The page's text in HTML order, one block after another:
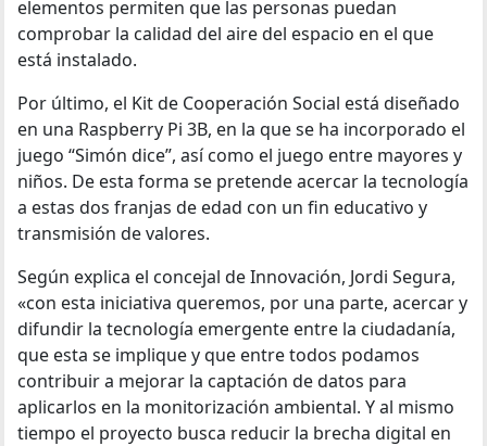
elementos permiten que las personas puedan
comprobar la calidad del aire del espacio en el que
está instalado.
Por último, el Kit de Cooperación Social está diseñado
en una Raspberry Pi 3B, en la que se ha incorporado el
juego “Simón dice”, así como el juego entre mayores y
niños. De esta forma se pretende acercar la tecnología
a estas dos franjas de edad con un fin educativo y
transmisión de valores.
Según explica el concejal de Innovación, Jordi Segura,
«con esta iniciativa queremos, por una parte, acercar y
difundir la tecnología emergente entre la ciudadanía,
que esta se implique y que entre todos podamos
contribuir a mejorar la captación de datos para
aplicarlos en la monitorización ambiental. Y al mismo
tiempo el proyecto busca reducir la brecha digital en